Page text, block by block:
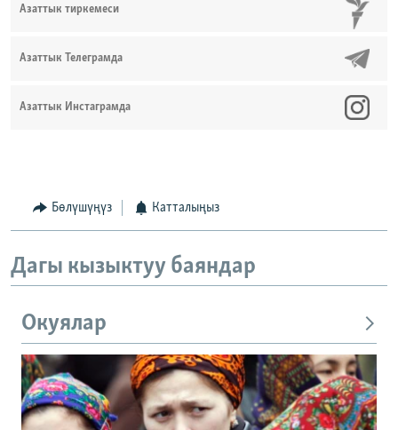
Азаттык тиркемеси
Азаттык Телеграмда
Азаттык Инстаграмда
Бөлүшүңүз Катталыңыз
Дагы кызыктуу баяндар
Окуялар